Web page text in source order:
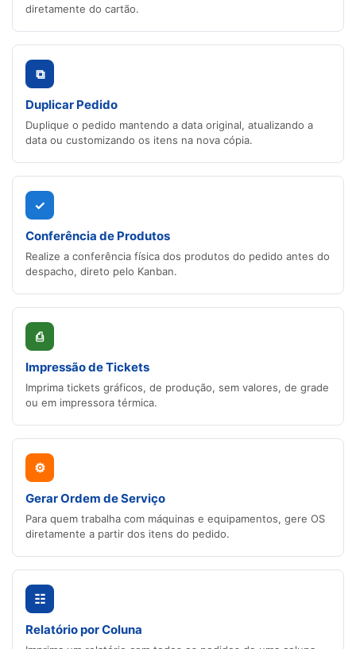
diretamente do cartão.
⧉
Duplicar Pedido
Duplique o pedido mantendo a data original, atualizando a
data ou customizando os itens na nova cópia.
✓
Conferência de Produtos
Realize a conferência física dos produtos do pedido antes do
despacho, direto pelo Kanban.
⎙
Impressão de Tickets
Imprima tickets gráficos, de produção, sem valores, de grade
ou em impressora térmica.
⚙
Gerar Ordem de Serviço
Para quem trabalha com máquinas e equipamentos, gere OS
diretamente a partir dos itens do pedido.
☷
Relatório por Coluna